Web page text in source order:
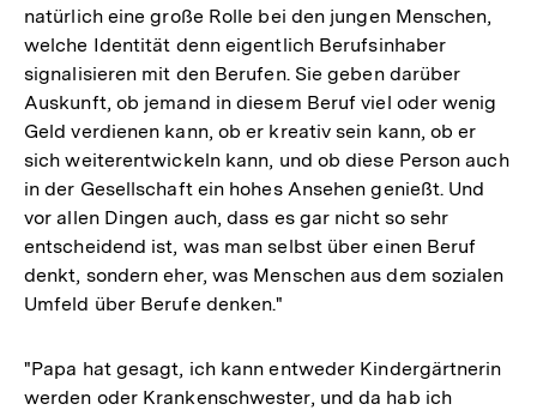
natürlich eine große Rolle bei den jungen Menschen,
welche Identität denn eigentlich Berufsinhaber
signalisieren mit den Berufen. Sie geben darüber
Auskunft, ob jemand in diesem Beruf viel oder wenig
Geld verdienen kann, ob er kreativ sein kann, ob er
sich weiterentwickeln kann, und ob diese Person auch
in der Gesellschaft ein hohes Ansehen genießt. Und
vor allen Dingen auch, dass es gar nicht so sehr
entscheidend ist, was man selbst über einen Beruf
denkt, sondern eher, was Menschen aus dem sozialen
Umfeld über Berufe denken."
"Papa hat gesagt, ich kann entweder Kindergärtnerin
werden oder Krankenschwester, und da hab ich